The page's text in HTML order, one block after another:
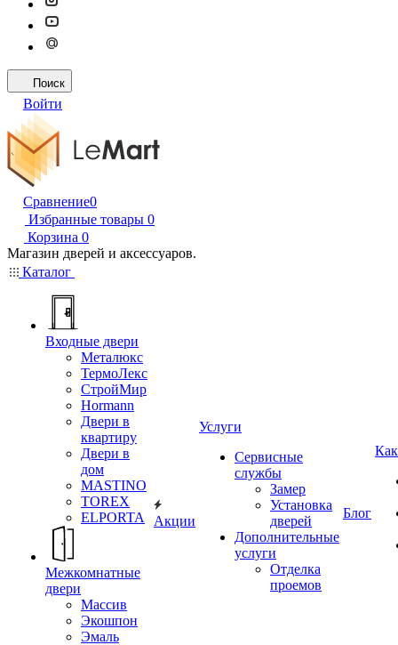
Поиск
Войти
Сравнение0
Избранные товары 0
Корзина 0
Магазин дверей и аксессуаров.
Каталог
Входные двери
Металюкс
ТермоЛекс
СтройМир
Hormann
Двери в
квартиру
Двери в
дом
MASTINO
TOREX
ELPORTA
Межкомнатные
двери
Массив
Экошпон
Эмаль
Акции
Услуги
Сервисные
службы
Замер
Установка
дверей
Дополнительные
услуги
Отделка
проемов
Блог